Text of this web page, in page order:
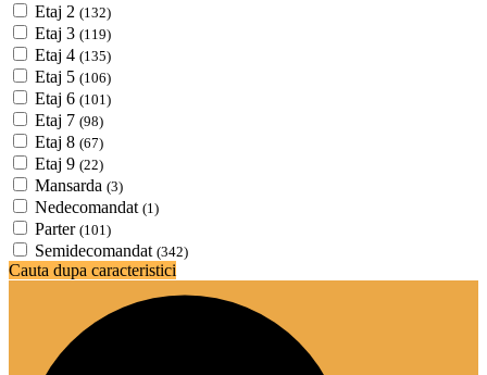
Etaj 2 (132)
Etaj 3 (119)
Etaj 4 (135)
Etaj 5 (106)
Etaj 6 (101)
Etaj 7 (98)
Etaj 8 (67)
Etaj 9 (22)
Mansarda (3)
Nedecomandat (1)
Parter (101)
Semidecomandat (342)
Cauta dupa caracteristici